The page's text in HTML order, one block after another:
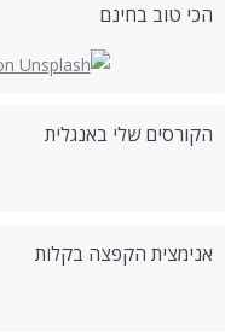
הכי טוב בחינם
הקורסים שלי באנגלית
אנימצית הקפצה בקלות